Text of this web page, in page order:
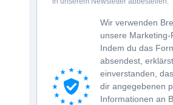
Wir verwenden
unsere Marketing-
Indem du das
absendest,
einverstanden,
dir angegebenen
Informationen an